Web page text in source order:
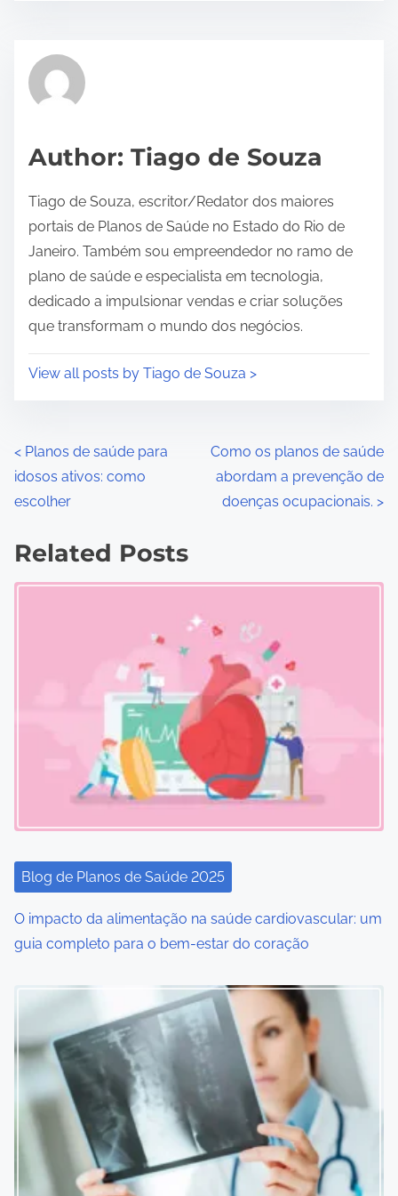
r
e
t
i
e
Author: Tiago de Souza
Tiago de Souza, escritor/Redator dos maiores
portais de Planos de Saúde no Estado do Rio de
Janeiro. Também sou empreendedor no ramo de
plano de saúde e especialista em tecnologia,
dedicado a impulsionar vendas e criar soluções
que transformam o mundo dos negócios.
View all posts by Tiago de Souza >
P
o
t
i
o
n
< Planos de saúde para
idosos ativos: como
escolher
Como os planos de saúde
abordam a prevenção de
doenças ocupacionais. >
Related Posts
Blog de Planos de Saúde 2025
O impacto da alimentação na saúde cardiovascular: um
guia completo para o bem-estar do coração